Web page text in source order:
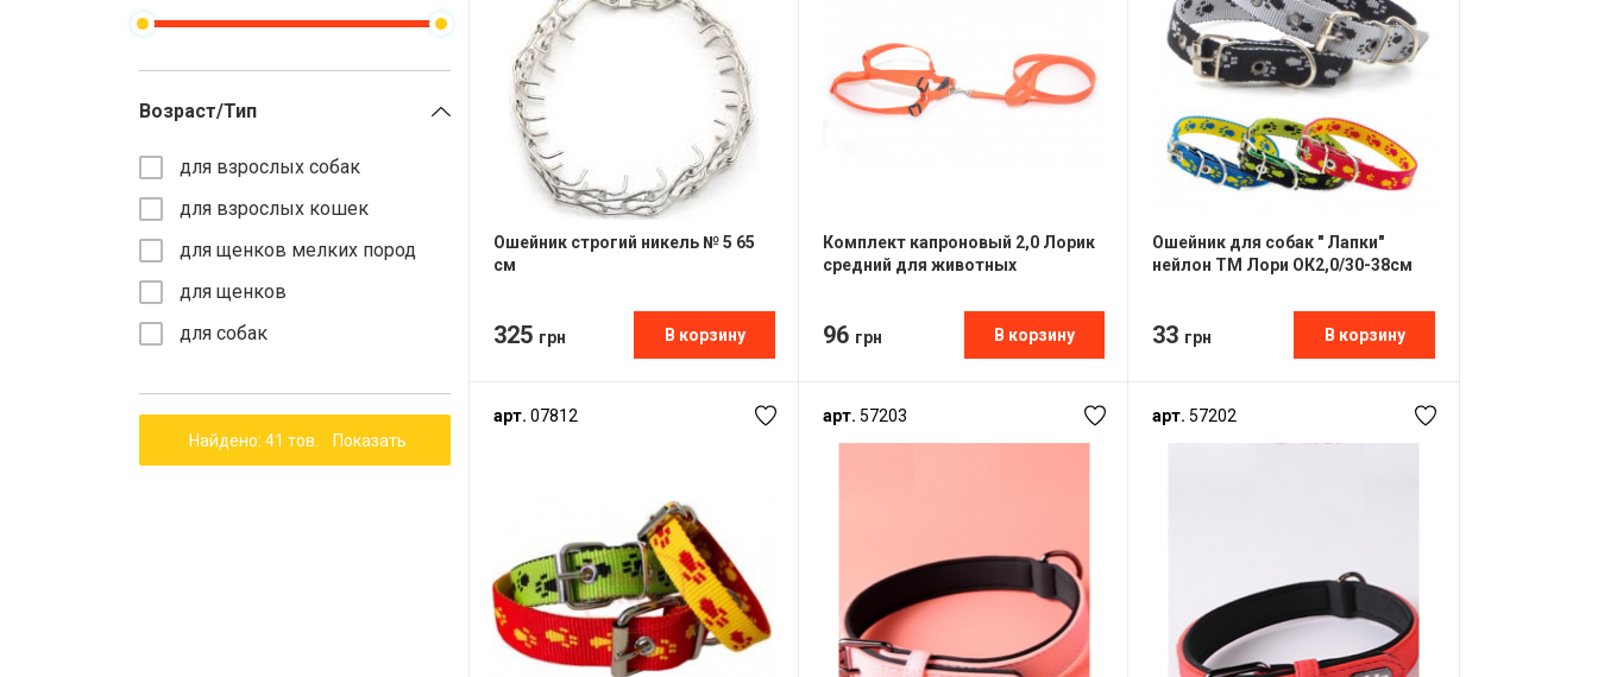
Все разделы
Все разделы
Все разделы
Все разделы
Все разделы
Все разделы
Все разделы
Возраст/Тип
для взрослых собак
для взрослых кошек
для щенков мелких пород
для щенков
для собак
Найдено: 41 тов. Показать
Ошейник строгий никель № 5 65
см
325 грн В корзину
Комплект капроновый 2,0 Лорик
средний для животных
96 грн В корзину
Ошейник для собак " Лапки"
нейлон ТМ Лори ОК2,0/30-38см
33 грн В корзину
арт. 07812 арт. 57203 арт. 57202